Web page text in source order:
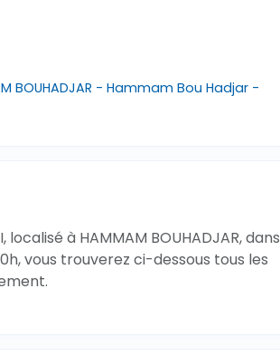
BOUHADJAR - Hammam Bou Hadjar -
à HAMMAM BOUHADJAR, dans
vous trouverez ci-dessous tous les